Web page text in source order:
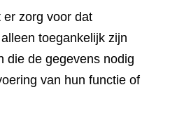
er zorg voor dat
toegankelijk zijn
die de gegevens nodig
van hun functie of